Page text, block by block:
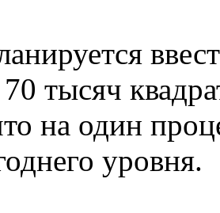
тысяч
на один
уровня.